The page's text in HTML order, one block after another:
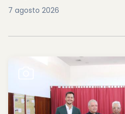
7 agosto 2026